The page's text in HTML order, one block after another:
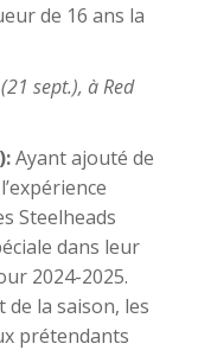
de 16 ans la
sept.), à Red
Ayant ajouté de
Steelheads
dans leur
2024-2025.
de la saison, les
prétendants